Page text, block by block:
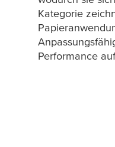
Kategorie
Performance